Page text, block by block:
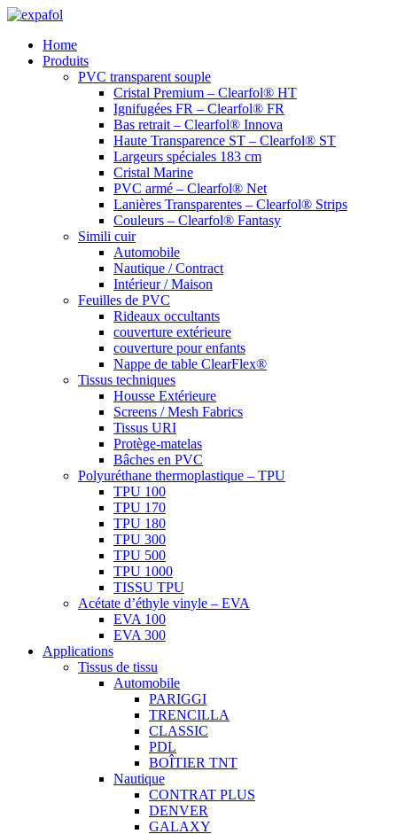
Aller
contenuHome
Produits
PVC transparent souple
Cristal Premium – Clearfol® HT
Ignifugées FR – Clearfol® FR
Bas retrait – Clearfol® Innova
Haute Transparence ST – Clearfol® ST
Largeurs spéciales 183 cm
Cristal Marine
PVC armé – Clearfol® Net
Lanières Transparentes – Clearfol® Strips
Couleurs – Clearfol® Fantasy
Simili cuir
Automobile
Nautique / Contract
Intérieur / Maison
Feuilles de PVC
Rideaux occultants
couverture extérieure
couverture pour enfants
Nappe de table ClearFlex®
Tissus techniques
Housse Extérieure
Screens / Mesh Fabrics
Tissus URI
Protège-matelas
Bâches en PVC
Polyuréthane thermoplastique – TPU
TPU 100
TPU 170
TPU 180
TPU 300
TPU 500
TPU 1000
TISSU TPU
Acétate d’éthyle vinyle – EVA
EVA 100
EVA 300
Applications
Tissus de tissu
Automobile
PARIGGI
TRENCILLA
CLASSIC
PDL
BOÎTIER TNT
Nautique
CONTRAT PLUS
DENVER
GALAXY